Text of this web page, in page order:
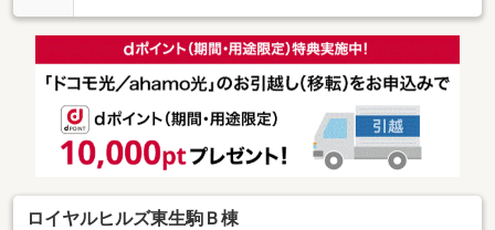
ト新調 ・建具、収納新調 ・シューズボックス新
調 ・給湯器新調 ・キッチンカウンター新調 ・ス
イッチコンセント新調 ・和室→洋室変更 ・フロー
リング張替 ・全室クロス張替 ・CF張替 ・ハウス
19：00までいつでもご見学可能です。 ・現地待ち合
わせ可能です。【2025年不動産売買契約件数213
件】・当社の営業スタッフは宅地建物取引士の国家資
ロイヤルヒルズ東生駒Ｂ棟